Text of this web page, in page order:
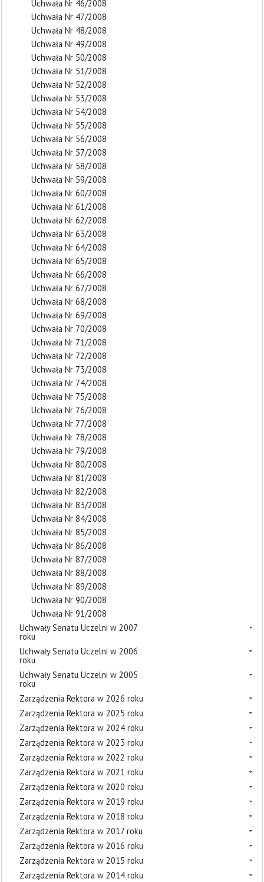
Uchwała Nr 46/2008
Uchwała Nr 47/2008
Uchwała Nr 48/2008
Uchwała Nr 49/2008
Uchwała Nr 50/2008
Uchwała Nr 51/2008
Uchwała Nr 52/2008
Uchwała Nr 53/2008
Uchwała Nr 54/2008
Uchwała Nr 55/2008
Uchwała Nr 56/2008
Uchwała Nr 57/2008
Uchwała Nr 58/2008
Uchwała Nr 59/2008
Uchwała Nr 60/2008
Uchwała Nr 61/2008
Uchwała Nr 62/2008
Uchwała Nr 63/2008
Uchwała Nr 64/2008
Uchwała Nr 65/2008
Uchwała Nr 66/2008
Uchwała Nr 67/2008
Uchwała Nr 68/2008
Uchwała Nr 69/2008
Uchwała Nr 70/2008
Uchwała Nr 71/2008
Uchwała Nr 72/2008
Uchwała Nr 73/2008
Uchwała Nr 74/2008
Uchwała Nr 75/2008
Uchwała Nr 76/2008
Uchwała Nr 77/2008
Uchwała Nr 78/2008
Uchwała Nr 79/2008
Uchwała Nr 80/2008
Uchwała Nr 81/2008
Uchwała Nr 82/2008
Uchwała Nr 83/2008
Uchwała Nr 84/2008
Uchwała Nr 85/2008
Uchwała Nr 86/2008
Uchwała Nr 87/2008
Uchwała Nr 88/2008
Uchwała Nr 89/2008
Uchwała Nr 90/2008
Uchwała Nr 91/2008
Uchwały Senatu Uczelni w 2007
roku
Uchwały Senatu Uczelni w 2006
roku
Uchwały Senatu Uczelni w 2005
roku
Zarządzenia Rektora w 2026 roku
Zarządzenia Rektora w 2025 roku
Zarządzenia Rektora w 2024 roku
Zarządzenia Rektora w 2023 roku
Zarządzenia Rektora w 2022 roku
Zarządzenia Rektora w 2021 roku
Zarządzenia Rektora w 2020 roku
Zarządzenia Rektora w 2019 roku
Zarządzenia Rektora w 2018 roku
Zarządzenia Rektora w 2017 roku
Zarządzenia Rektora w 2016 roku
Zarządzenia Rektora w 2015 roku
Zarządzenia Rektora w 2014 roku